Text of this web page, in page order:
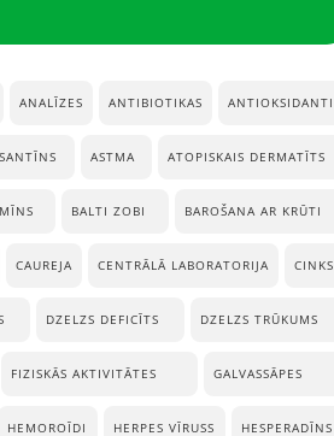
ANALĪZES ANTIBIOTIKAS ANTIOKSIDANTI
ASTMA ATOPISKAIS DERMATĪTS
BALTI ZOBI BAROŠANA AR KRŪTI
CAUREJA CENTRĀLĀ LABORATORIJA CINKS
DZELZS DEFICĪTS DZELZS TRŪKUMS
FIZISKĀS AKTIVITĀTES GALVASSĀPES
HEMOROĪDI HERPES VĪRUSS HESPERADĪNS